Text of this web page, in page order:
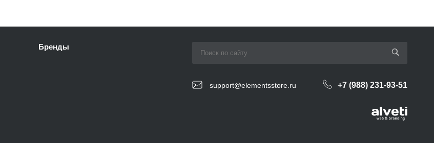
Бренды
support@elementsstore.ru +7 (988) 231-93-51